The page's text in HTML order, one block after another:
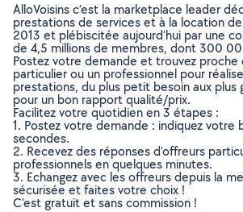
AlloVoisins c’est la marketplace leader
prestations de services et à la location
2013 et plébiscitée aujourd’hui par une
de 4,5 millions de membres, dont 300
Postez votre demande et trouvez proche
particulier ou un professionnel pour
prestations, du plus petit besoin aux plus
pour un bon rapport qualité/prix.
Facilitez votre quotidien en 3 étapes :
1. Postez votre demande : indiquez votre
secondes.
2. Recevez des réponses d’offreurs
professionnels en quelques minutes.
3. Echangez avec les offreurs depuis la
sécurisée et faites votre choix !
C’est gratuit et sans commission !